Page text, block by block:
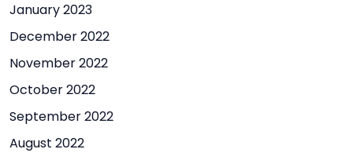
January 2023
December 2022
November 2022
October 2022
September 2022
August 2022